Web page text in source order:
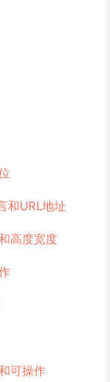
和URL地址
高度宽度
可操作